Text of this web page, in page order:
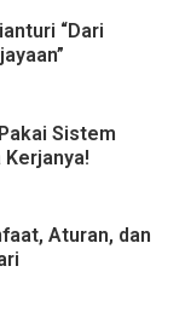
“Dari
Sistem
Kerjanya!
Aturan, dan